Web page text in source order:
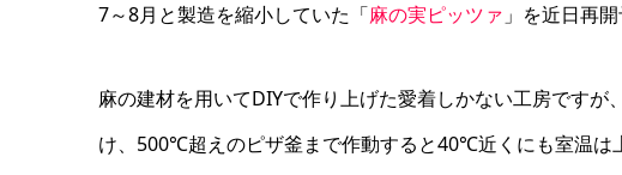
7～8月と製造を縮小していた「麻の実ピッツァ 」を近日再開
麻の建材を用いてDIYで作り上げた愛着しかない工房です
け、500℃超えのピザ釜まで作動すると40℃近くにも室温は